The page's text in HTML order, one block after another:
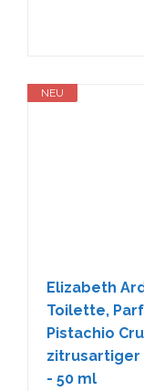
NEU
Elizabeth
Toilette,
Pistachio
zitrusartiger
- 50 ml